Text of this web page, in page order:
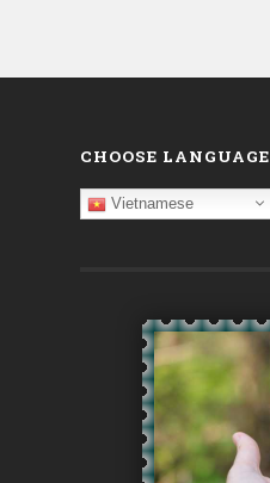
CHOOSE LANGUAGE
Vietnamese